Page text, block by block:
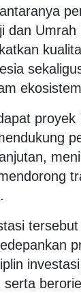
dan
proyek
serta